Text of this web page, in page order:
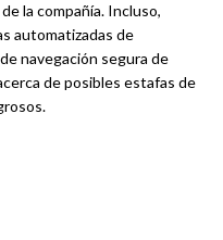
la compañía. Incluso,
automatizadas de
navegación segura de
de posibles estafas de